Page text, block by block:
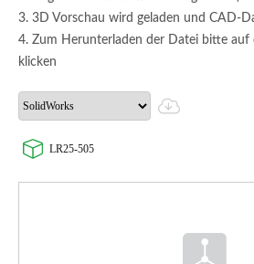
3. 3D Vorschau wird geladen und CAD-
4. Zum Herunterladen der Datei bitte auf
klicken
LR25-505